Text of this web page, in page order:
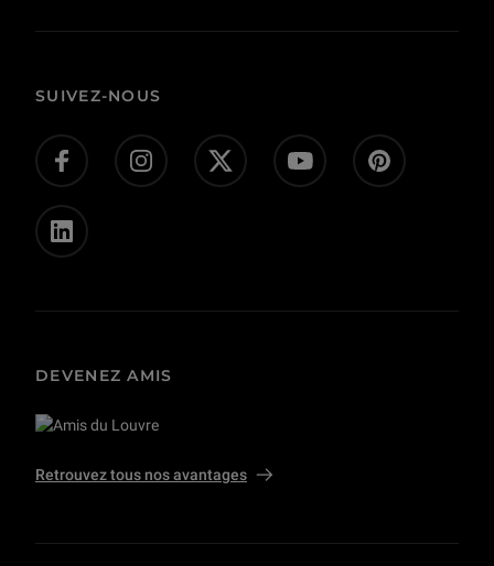
Actes administratifs
Presse
Donnez-nous votre avis !
Offres d’emploi - concours
Privatisations et tournages
SUIVEZ-NOUS
DEVENEZ AMIS
Retrouvez tous nos avantages